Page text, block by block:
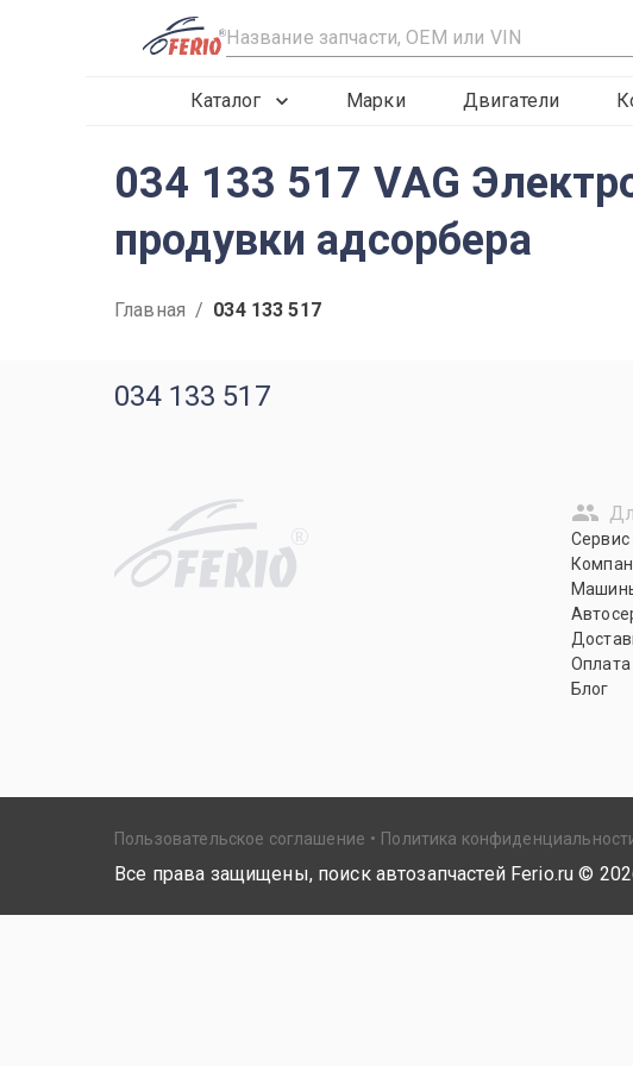
R
Каталог Марки Двигатели
034 133 517 VAG
продувки адсорбера
Главная / 034 133 517
034 133 517
R
Сервис
Оплата
Блог
Пользовательское соглашение Политика
Все права защищены, поиск автозапчастей Ferio.ru ©